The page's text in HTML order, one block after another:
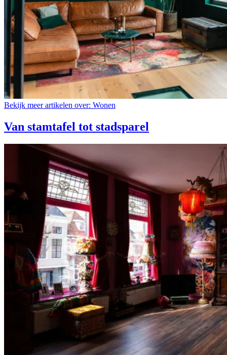
Bekijk meer artikelen over: Wonen
Van stamtafel tot stadsparel